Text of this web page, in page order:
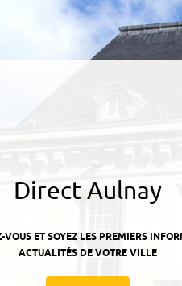
Direct Aulnay
ET SOYEZ LES PREMIERS
ACTUALITÉS DE VOTRE VILLE